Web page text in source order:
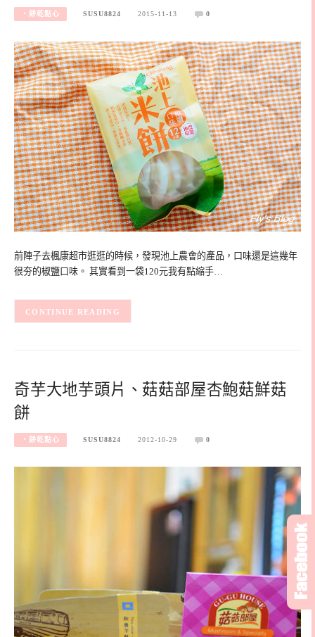
‧餅乾點心 SUSU8824 2015-11-13 0
前陣子去楓康超市逛逛的時候，發現池上農會的產品，口味還是這幾年
很夯的椒鹽口味。 其實看到一袋120元我有點縮手…
CONTINUE READING
奇芋大地芋頭片、菇菇部屋杏鮑菇鮮菇
餅
‧餅乾點心 SUSU8824 2012-10-29 0